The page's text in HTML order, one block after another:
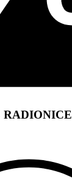
RADIONICE